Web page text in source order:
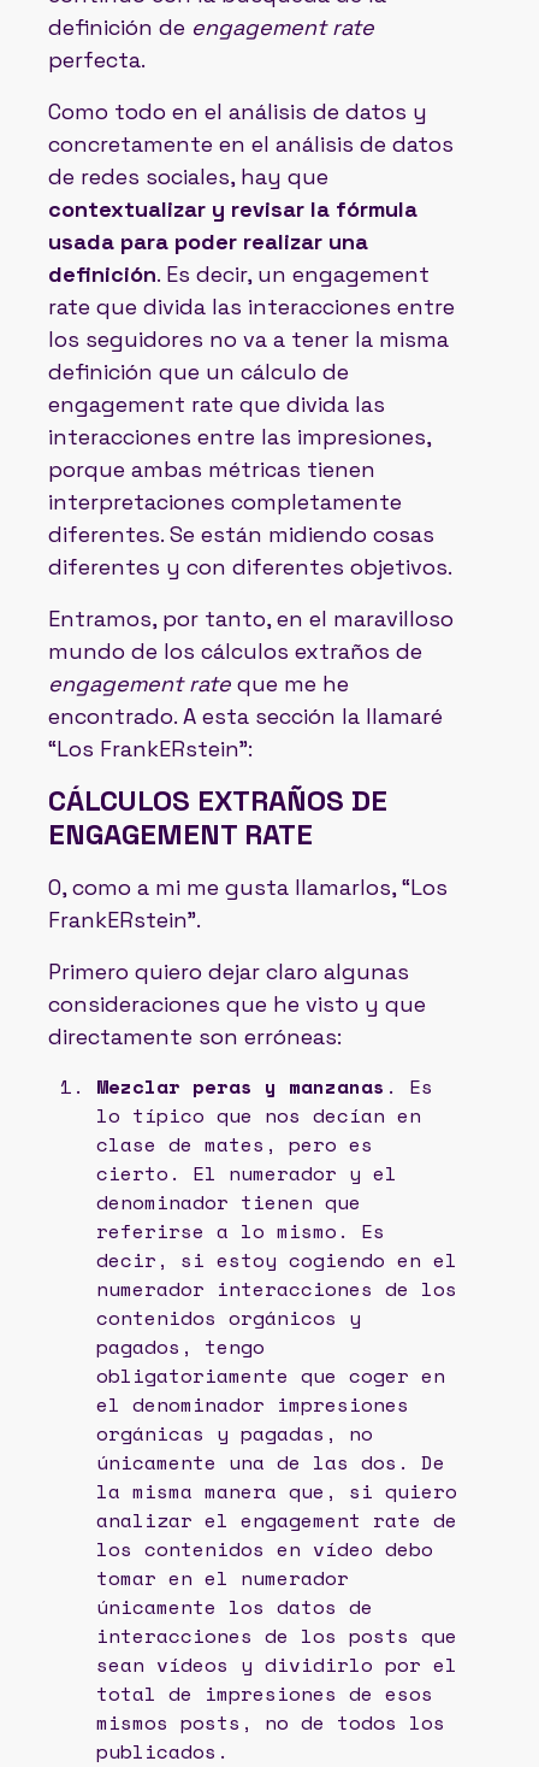
definición de engagement rate
perfecta.
Como todo en el análisis de datos y
concretamente en el análisis de datos
de redes sociales, hay que
contextualizar y revisar la fórmula
usada para poder realizar una
definición. Es decir, un engagement
rate que divida las interacciones entre
los seguidores no va a tener la misma
definición que un cálculo de
engagement rate que divida las
interacciones entre las impresiones,
porque ambas métricas tienen
interpretaciones completamente
diferentes. Se están midiendo cosas
diferentes y con diferentes objetivos.
Entramos, por tanto, en el maravilloso
mundo de los cálculos extraños de
engagement rate que me he
encontrado. A esta sección la llamaré
“Los FrankERstein”:
CÁLCULOS EXTRAÑOS DE
ENGAGEMENT RATE
O, como a mi me gusta llamarlos, “Los
FrankERstein”.
Primero quiero dejar claro algunas
consideraciones que he visto y que
directamente son erróneas:
Mezclar peras y manzanas . Es
lo típico que nos decían en
clase de mates, pero es
cierto. El numerador y el
denominador tienen que
referirse a lo mismo. Es
decir, si estoy cogiendo en el
numerador interacciones de los
contenidos orgánicos y
pagados, tengo
obligatoriamente que coger en
el denominador impresiones
orgánicas y pagadas, no
únicamente una de las dos. De
la misma manera que, si quiero
analizar el engagement rate de
los contenidos en vídeo debo
tomar en el numerador
únicamente los datos de
interacciones de los posts que
sean vídeos y dividirlo por el
total de impresiones de esos
mismos posts, no de todos los
publicados.